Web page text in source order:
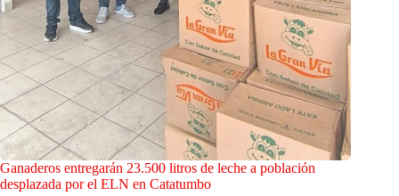
Ganaderos entregarán 23.500 litros de leche a población
desplazada por el ELN en Catatumbo